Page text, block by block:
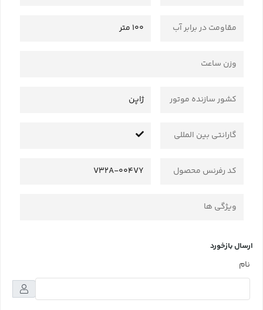
مقاومت در برابر آب 100 متر
وزن ساعت
کشور سازنده موتور ژاپن
گارانتی بین المللی
کد رفرنس محصول V32A-004VY
ویژگی ها
ارسال بازخورد
نام